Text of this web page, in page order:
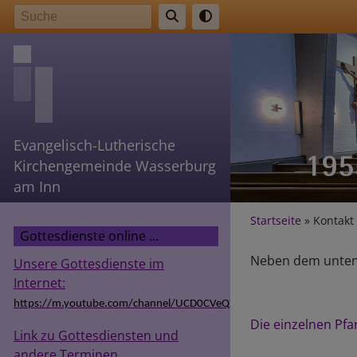
Direkt
zum
Inhalt
Evangelisch-Lutherische
Kirchengemeinde Wasserburg
am Inn
Gottesdienste online ...
Unsere Gottesdienste im
Internet:
https://m.youtube.com/channel/UCD0CVeQZSg9hODT9EIzv24Q
Link zu Gottesdiensten und
Startseite Kontakt
Neben dem
Die einzelnen